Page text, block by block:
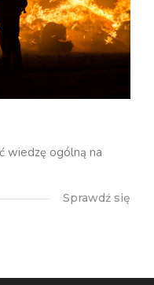
wiedzę ogólną na
Sprawdź się